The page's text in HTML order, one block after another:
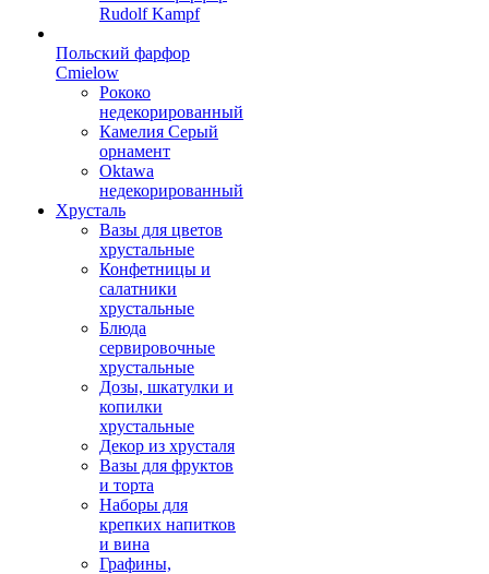
Rudolf Kampf
Польский фарфор
Сmielow
Рококо
недекорированный
Камелия Серый
орнамент
Oktawa
недекорированный
Хрусталь
Вазы для цветов
хрустальные
Конфетницы и
салатники
хрустальные
Блюда
сервировочные
хрустальные
Дозы, шкатулки и
копилки
хрустальные
Декор из хрусталя
Вазы для фруктов
и торта
Наборы для
крепких напитков
и вина
Графины,